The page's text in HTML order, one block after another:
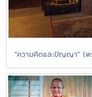
"ความคิดและปัญญา" (